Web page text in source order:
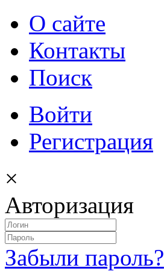
О сайте
Контакты
Поиск
Войти
Регистрация
×
Авторизация
Забыли пароль?